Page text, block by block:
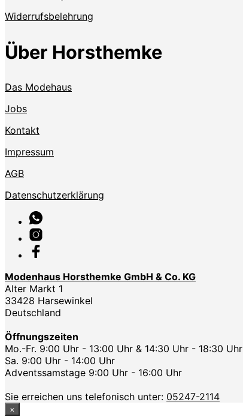
Widerrufsbelehrung
Über Horsthemke
Das Modehaus
Jobs
Kontakt
Impressum
AGB
Datenschutzerklärung
Modenhaus Horsthemke GmbH & Co. KG
Alter Markt 1
33428 Harsewinkel
Deutschland
Öffnungszeiten
Mo.-Fr. 9:00 Uhr - 13:00 Uhr & 14:30 Uhr - 18:30 Uhr
Sa. 9:00 Uhr - 14:00 Uhr
Adventssamstage 9:00 Uhr - 16:00 Uhr
Sie erreichen uns telefonisch unter: 05247-2114
×